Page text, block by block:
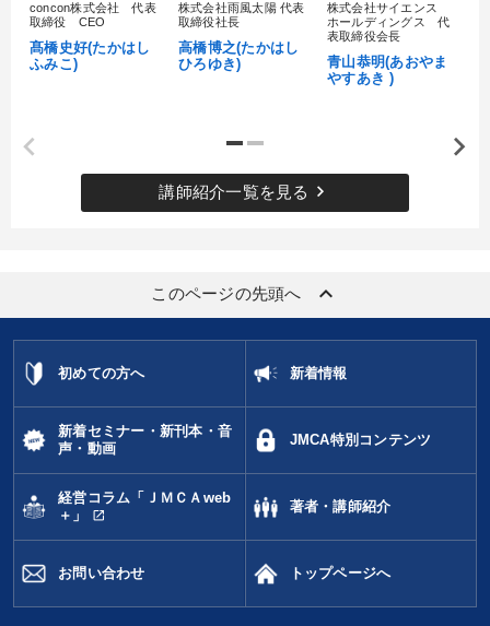
リーダーシップ 一流人 通販 生産性向上
ブランディング コロナ禍対策
デジタルマーケティング
※「更新」を押すと「タグ・キーワード」を更新いただけます。
concon株式会社 代表
取締役 CEO
髙橋史好(たかはし
ふみこ)
株式会社雨風太陽 代表
取締役社長
高橋博之(たかはし
ひろゆき)
株式会社サイエンス
ホールディングス 代
表取締役会長
青山恭明(あおやま
やすあき )
講師紹介一覧を見る keyboard_arrow_right
このページの先頭へ keyboard_arrow_up
初めての方へ 新着情報
新着セミナー・新刊本・音
声・動画
JMCA特別コンテンツ
経営コラム「ＪＭＣＡweb
＋」
open_in_new
著者・講師紹介
お問い合わせ トップページへ